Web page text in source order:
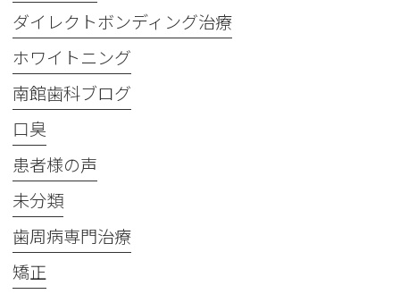
ダイレクトボンディング治療
ホワイトニング
南館歯科ブログ
口臭
患者様の声
未分類
歯周病専門治療
矯正